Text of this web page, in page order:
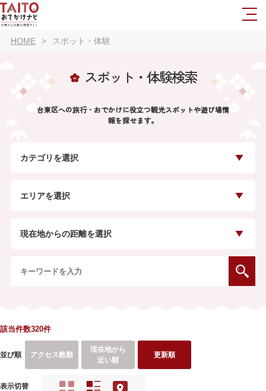
HOME スポット・体験
スポット・体験検索
台東区への旅行・おでかけに役立つ観光スポットや遊び場情
報を探せます。
カテゴリを選択
エリアを選択
現在地からの距離を選択
該当件数320件
並び順 アクセス数順
現在地から
近い順
更新順
表示切替